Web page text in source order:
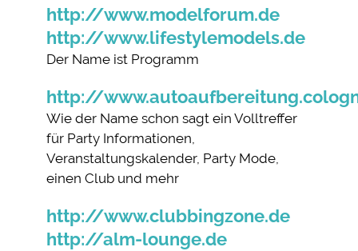
http://www.modelforum.de
http://www.lifestylemodels.de
Der Name ist Programm
http://
Wie der Name schon sagt ein Volltreffer
für Party Informationen,
Veranstaltungskalender, Party Mode,
einen Club und mehr
http://www.clubbingzone.de
http://alm-lounge.de